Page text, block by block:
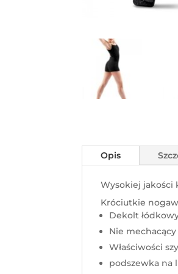
Opis
Wysokiej jakości
Króciutkie
Dekolt
Nie
Właściwości
podszewka na